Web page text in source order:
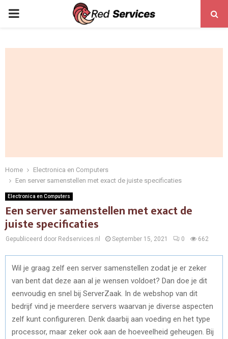
PRIMARY
Home
Electronica en Computers
Een server samenstellen met exact de juiste specificaties
Electronica en Computers
Een server samenstellen met exact de
juiste specificaties
Gepubliceerd door Redservices.nl September 15, 2021 0 662
Wil je graag zelf een server samenstellen zodat je er zeker
van bent dat deze aan al je wensen voldoet? Dan doe je dit
eenvoudig en snel bij ServerZaak. In de webshop van dit
bedrijf vind je meerdere servers waarvan je diverse aspecten
zelf kunt configureren. Denk daarbij aan voeding en het type
processor, maar zeker ook aan de hoeveelheid geheugen. Bij